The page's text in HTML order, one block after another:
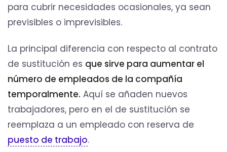
para cubrir necesidades ocasionales, ya sean
previsibles o imprevisibles.
La principal diferencia con respecto al contrato
de sustitución es que sirve para aumentar el
número de empleados de la compañía
temporalmente. Aquí se añaden nuevos
trabajadores, pero en el de sustitución se
reemplaza a un empleado con reserva de
puesto de trabajo.